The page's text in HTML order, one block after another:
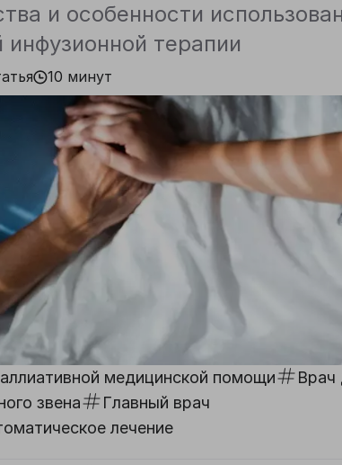
и особенности
инфузионной терапии
10 минут
медицинской помощи Врач
звена
Главный врач
лечение